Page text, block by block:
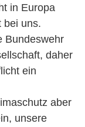
in Europa
bei uns.
Bundeswehr
daher
ein
aber
unsere